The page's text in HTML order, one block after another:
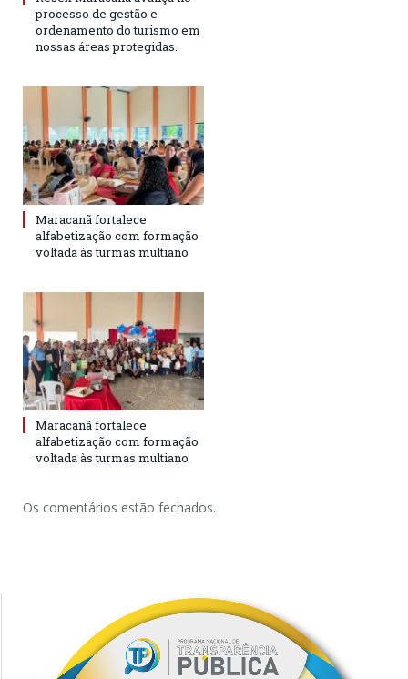
processo de gestão e
ordenamento do turismo em
nossas áreas protegidas.
Maracanã fortalece
alfabetização com formação
voltada às turmas multiano
Maracanã fortalece
alfabetização com formação
voltada às turmas multiano
Os comentários estão fechados.